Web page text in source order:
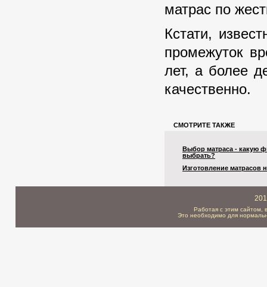
матрас по
Кстати,
промежуток
лет, а более
качественно.
СМОТРИТЕ ТАКЖЕ
Выбор матраса - какую
выбрать?
Изготовление матрасов
Работая с этим сайтом,
Это необходимо для